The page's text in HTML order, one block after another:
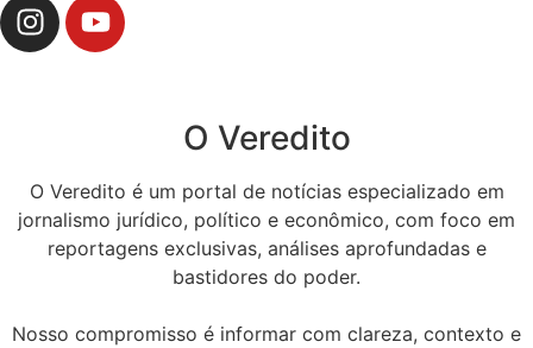
O Veredito
O Veredito é um portal de notícias especializado em
jornalismo jurídico, político e econômico, com foco em
reportagens exclusivas, análises aprofundadas e
bastidores do poder.
Nosso compromisso é informar com clareza, contexto e